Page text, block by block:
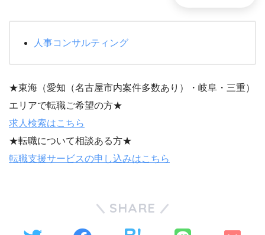
人事コンサルティング
★東海（愛知（名古屋市内案件多数あり）・岐阜・三重）
エリアで転職ご希望の方★
求人検索はこちら
★転職について相談ある方★
転職支援サービスの申し込みはこちら
SHARE